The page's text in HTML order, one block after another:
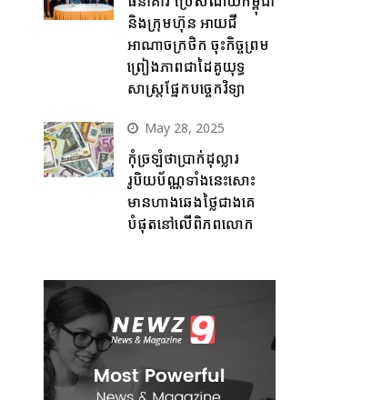
និងក្រុមហ៊ុន អាយជី
អាណាចក្រថិក ចុះកិច្ចព្រម
ព្រៀងភាពជាដៃគូយុទ្ធ
សាស្ត្រផ្នែកបច្ចេកវិទ្យា
May 28, 2025
កុំច្រឡំថាប្រាក់ដុល្លារ
រូបិយប័ណ្ណទាំងនេះសោះ
មានហាងឆេងថ្លៃជាងគេ
បំផុតនៅលើពិភពលោក